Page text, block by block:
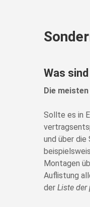
Was
Die
Sollte es in
und über die
Montagen
Auflistung
der Liste der